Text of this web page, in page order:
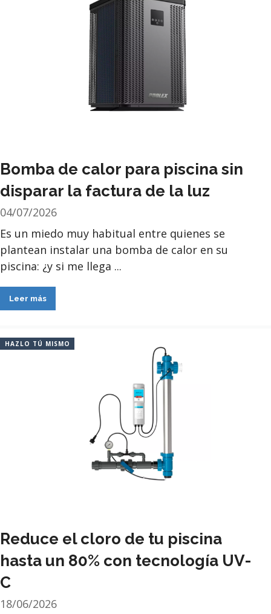
Bomba de calor para piscina sin
disparar la factura de la luz
04/07/2026
Es un miedo muy habitual entre quienes se
plantean instalar una bomba de calor en su
piscina: ¿y si me llega ...
Leer más
HAZLO TÚ MISMO
Reduce el cloro de tu piscina
hasta un 80% con tecnología UV-
C
18/06/2026